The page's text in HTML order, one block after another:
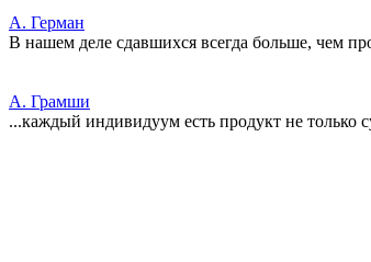
А. Герман
В нашем деле сдавшихся всегда больше, чем
А. Грамши
...каждый индивидуум есть продукт не